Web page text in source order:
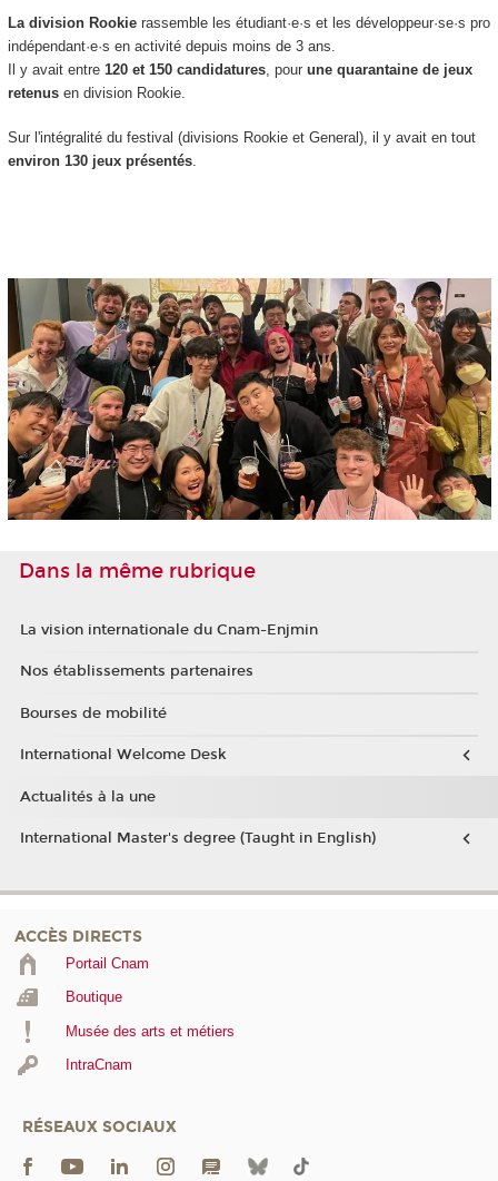
La division Rookierassemble les étudiant·e·s et les développeur·se·s pro
indépendant·e·s en activité depuis moins de 3 ans.
Il y avait entre 120 et 150 candidatures, pour une quarantaine de jeux
retenus en division Rookie.
Sur l'intégralité du festival (divisions Rookie et General), il y avait en tout
environ 130 jeux présentés.
Dans la même rubrique
La vision internationale du Cnam-Enjmin
Nos établissements partenaires
Bourses de mobilité
International Welcome Desk
Actualités à la une
International Master's degree (Taught in English)
ACCÈS DIRECTS
Portail Cnam
Boutique
Musée des arts et métiers
IntraCnam
RÉSEAUX SOCIAUX